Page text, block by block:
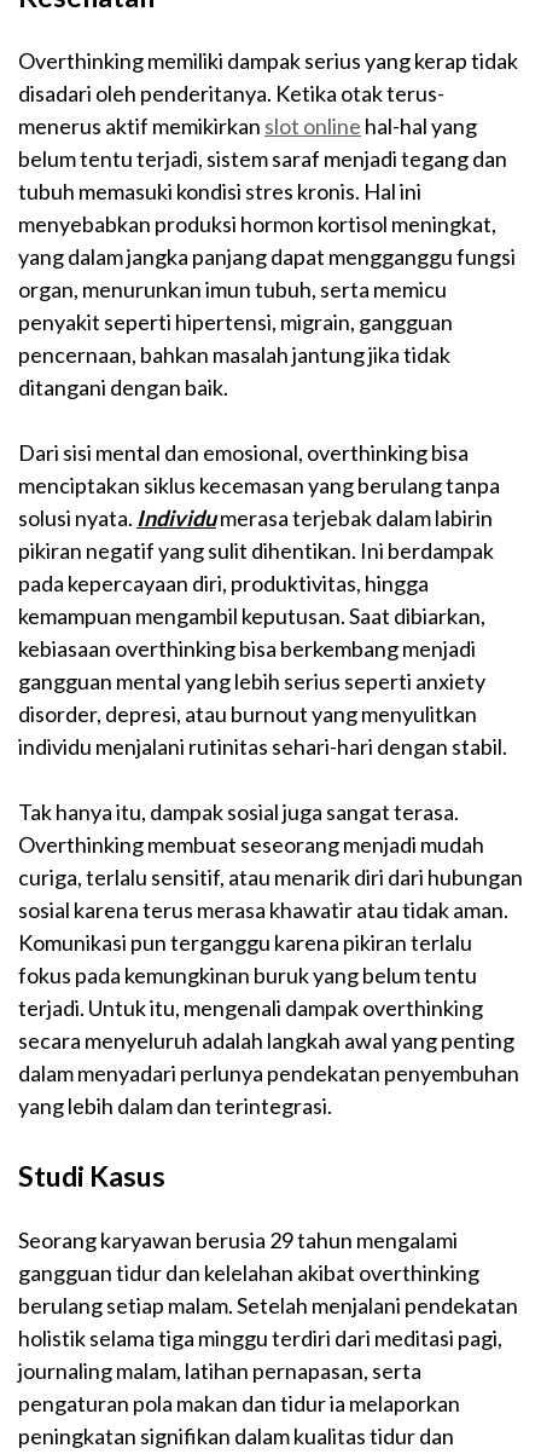
Overthinking memiliki dampak serius yang kerap tidak
disadari oleh penderitanya. Ketika otak terus-
menerus aktif memikirkan slot online hal-hal yang
belum tentu terjadi, sistem saraf menjadi tegang dan
tubuh memasuki kondisi stres kronis. Hal ini
menyebabkan produksi hormon kortisol meningkat,
yang dalam jangka panjang dapat mengganggu fungsi
organ, menurunkan imun tubuh, serta memicu
penyakit seperti hipertensi, migrain, gangguan
pencernaan, bahkan masalah jantung jika tidak
ditangani dengan baik.
Dari sisi mental dan emosional, overthinking bisa
menciptakan siklus kecemasan yang berulang tanpa
solusi nyata. Individumerasa terjebak dalam labirin
pikiran negatif yang sulit dihentikan. Ini berdampak
pada kepercayaan diri, produktivitas, hingga
kemampuan mengambil keputusan. Saat dibiarkan,
kebiasaan overthinking bisa berkembang menjadi
gangguan mental yang lebih serius seperti anxiety
disorder, depresi, atau burnout yang menyulitkan
individu menjalani rutinitas sehari-hari dengan stabil.
Tak hanya itu, dampak sosial juga sangat terasa.
Overthinking membuat seseorang menjadi mudah
curiga, terlalu sensitif, atau menarik diri dari hubungan
sosial karena terus merasa khawatir atau tidak aman.
Komunikasi pun terganggu karena pikiran terlalu
fokus pada kemungkinan buruk yang belum tentu
terjadi. Untuk itu, mengenali dampak overthinking
secara menyeluruh adalah langkah awal yang penting
dalam menyadari perlunya pendekatan penyembuhan
yang lebih dalam dan terintegrasi.
Studi Kasus
Seorang karyawan berusia 29 tahun mengalami
gangguan tidur dan kelelahan akibat overthinking
berulang setiap malam. Setelah menjalani pendekatan
holistik selama tiga minggu terdiri dari meditasi pagi,
journaling malam, latihan pernapasan, serta
pengaturan pola makan dan tidur ia melaporkan
peningkatan signifikan dalam kualitas tidur dan